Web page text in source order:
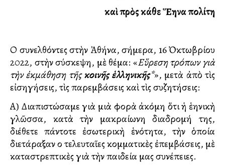
καὶ πρὸς κάθε Ἕλληνα πολίτη
Οἱ συνελθόντες στὴν Ἀθήνα, σήμερα, 16 Ὀκτωβρίου
2022, στὴν σύσκεψη, μὲ θέμα: «Εὕρεση τρόπων γιὰ
τὴν ἐκμάθηση τῆςκοινῆς ἑλληνικῆς*», μετὰ ἀπὸ τὶς
εἰσηγήσεις, τὶς παρεμβάσεις καὶ τὶς συζητήσεις:
Α) Διαπιστώσαμε γιὰ μιὰ φορὰ ἀκόμη ὅτι ἡ ἑλληνικὴ
γλῶσσα, κατὰ τὴν μακραίωνη διαδρομή της,
διέθετε πάντοτε ἐσωτερικὴ ἑνότητα, τὴν ὁποία
διετάραξαν οἱ τελευταῖες κομματικὲς ἐπεμβάσεις, μὲ
καταστρεπτικὲς γιὰ τὴν παιδεία μας συνέπειες.